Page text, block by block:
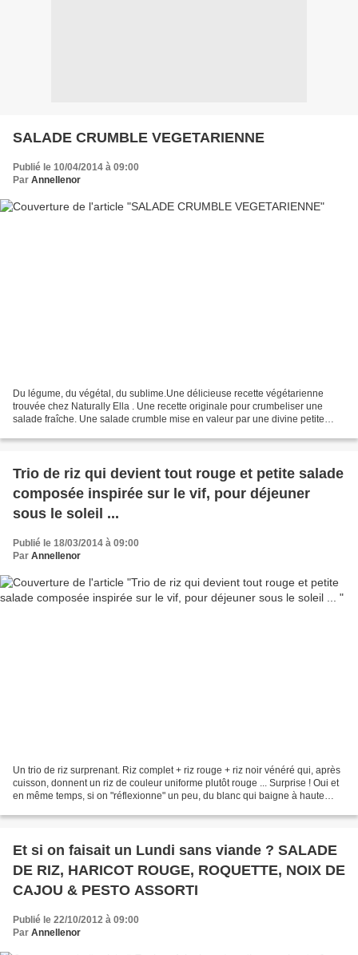
SALADE CRUMBLE VEGETARIENNE
Publié le 10/04/2014 à 09:00
Par Annellenor
Du légume, du végétal, du sublime.Une délicieuse recette végétarienne
trouvée chez Naturally Ella . Une recette originale pour crumbeliser une
salade fraîche. Une salade crumble mise en valeur par une divine petite
Trio de riz qui devient tout rouge et petite salade
composée inspirée sur le vif, pour déjeuner
sous le soleil ...
Publié le 18/03/2014 à 09:00
Par Annellenor
Un trio de riz surprenant. Riz complet + riz rouge + riz noir vénéré qui, après
cuisson, donnent un riz de couleur uniforme plutôt rouge ... Surprise ! Oui et
en même temps, si on "réflexionne" un peu, du blanc qui baigne à haute
Et si on faisait un Lundi sans viande ? SALADE
DE RIZ, HARICOT ROUGE, ROQUETTE, NOIX DE
CAJOU & PESTO ASSORTI
Publié le 22/10/2012 à 09:00
Par Annellenor